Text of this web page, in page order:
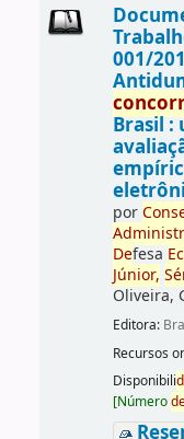
001/
Brasil :
por
Defesa
Júnior,
Oliveira,
Editora:
Recursos
Disponibili
[Número